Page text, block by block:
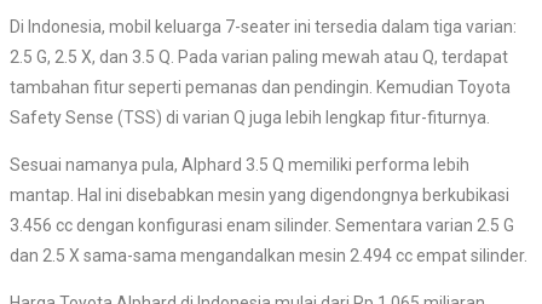
Di Indonesia, mobil keluarga 7-seater ini tersedia dalam tiga varian:
2.5 G, 2.5 X, dan 3.5 Q. Pada varian paling mewah atau Q, terdapat
tambahan fitur seperti pemanas dan pendingin. Kemudian Toyota
Safety Sense (TSS) di varian Q juga lebih lengkap fitur-fiturnya.
Sesuai namanya pula, Alphard 3.5 Q memiliki performa lebih
mantap. Hal ini disebabkan mesin yang digendongnya berkubikasi
3.456 cc dengan konfigurasi enam silinder. Sementara varian 2.5 G
dan 2.5 X sama-sama mengandalkan mesin 2.494 cc empat silinder.